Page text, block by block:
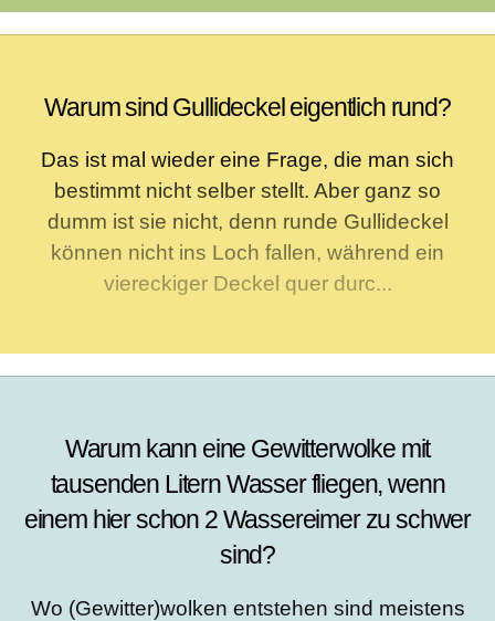
Warum sind Gullideckel eigentlich rund?
Das ist mal wieder eine Frage, die man sich
bestimmt nicht selber stellt. Aber ganz so
dumm ist sie nicht, denn runde Gullideckel
können nicht ins Loch fallen, während ein
viereckiger Deckel quer durc...
Warum kann eine Gewitterwolke mit
tausenden Litern Wasser fliegen, wenn
einem hier schon 2 Wassereimer zu schwer
sind?
Wo (Gewitter)wolken entstehen sind meistens